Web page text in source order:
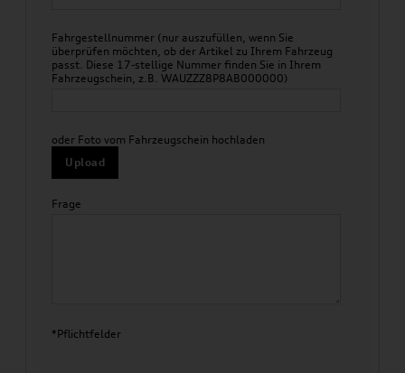
Fahrgestellnummer (nur auszufüllen, wenn Sie
überprüfen möchten, ob der Artikel zu Ihrem Fahrzeug
passt. Diese 17-stellige Nummer finden Sie in Ihrem
Fahrzeugschein, z.B. WAUZZZ8P8AB000000)
oder Foto vom Fahrzeugschein hochladen
Upload
Frage
*Pflichtfelder